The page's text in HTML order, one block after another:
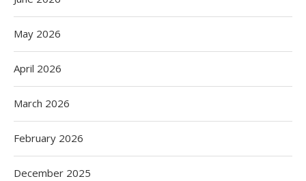
May 2026
April 2026
March 2026
February 2026
December 2025